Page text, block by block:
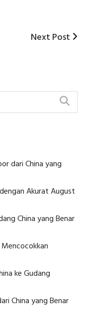
Next
Next Post
dari China yang
AkuratAugust
China yang Benar
ke Gudang
China yang Benar